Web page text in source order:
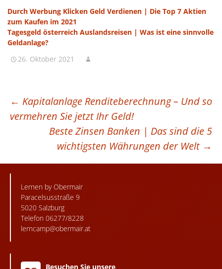
Durch Werbung Klicken Geld Verdienen | Die Top 7 Aktien
zum Kaufen im 2021
Tagesgeld österreich Auslandsreisen | Was ist eine sinnvolle
Geldanlage?
26. Oktober 2021
BEITRAGSNAVIGATION
← Kapitalanlage Renditeberechnung – Und so
vermehren Sie jetzt Ihr Geld!
Beste Zinsen Banken | Das sind die 5
wichtigsten Währungen der Welt →
Lernen by Obermair
Paracelsusstraße 9
5020 Salzburg
Telefon 06277/8228
lerncamp@obermair.at
Besuchen Sie unsere